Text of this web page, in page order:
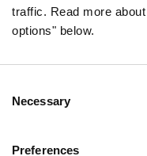
traffic. Read more
options" below.
Selection
Necessary
Preferences
FAQ